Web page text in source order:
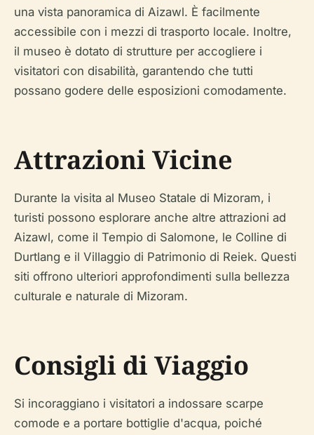
una vista panoramica di Aizawl. È facilmente
accessibile con i mezzi di trasporto locale. Inoltre,
il museo è dotato di strutture per accogliere i
visitatori con disabilità, garantendo che tutti
possano godere delle esposizioni comodamente.
Attrazioni Vicine
Durante la visita al Museo Statale di Mizoram, i
turisti possono esplorare anche altre attrazioni ad
Aizawl, come il Tempio di Salomone, le Colline di
Durtlang e il Villaggio di Patrimonio di Reiek. Questi
siti offrono ulteriori approfondimenti sulla bellezza
culturale e naturale di Mizoram.
Consigli di Viaggio
Si incoraggiano i visitatori a indossare scarpe
comode e a portare bottiglie d'acqua, poiché